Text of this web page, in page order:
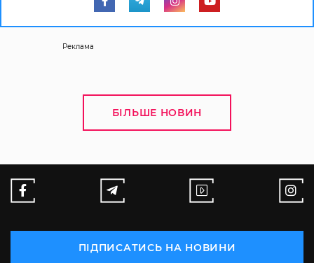
Реклама
БІЛЬШЕ НОВИН
ПІДПИСАТИСЬ НА НОВИНИ